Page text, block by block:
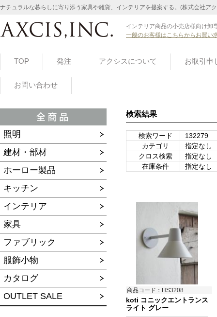
ナチュラルな暮らしに寄り添う家具や雑貨、インテリアを提案する。(株式会社ア
インテリア商品の小売店様向け卸
一般のお客様はこちらからお買い
TOP 発注 アクシスについて お取引申
お問い合わせ
照明
建材・部材
ホーロー製品
キッチン
インテリア
家具
ファブリック
服飾小物
カタログ
OUTLET SALE
検索結果
検索ワード
132279
カテゴリ
指定なし
クロス検索
指定なし
在庫条件
指定なし
商品コード：HS3208
koti コニックエントランス
ライト グレー